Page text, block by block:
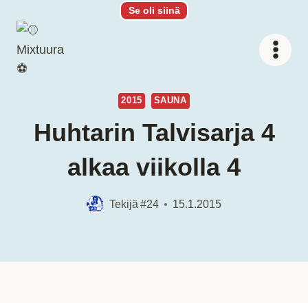
sisältöön
Se oli siinä
2015 SAUNA
Huhtarin Talvisarja 4
alkaa viikolla 4
Tekijä #24 15.1.2015